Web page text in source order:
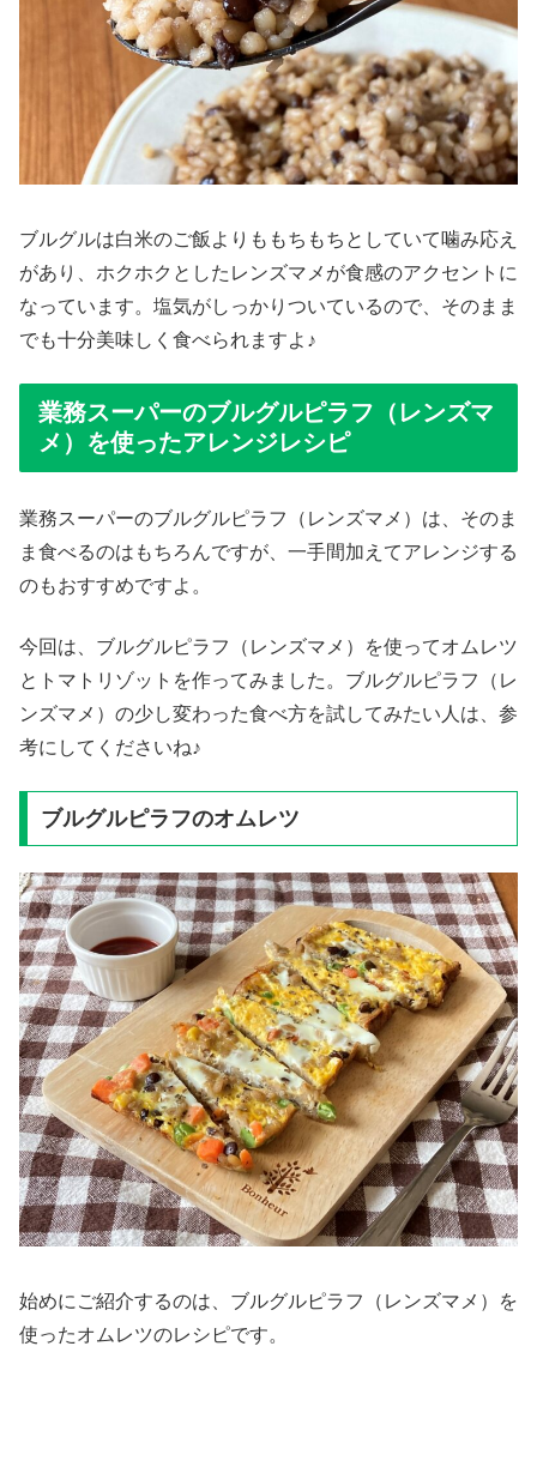
ブルグルは白米のご飯よりももちもちとしていて噛み応え
があり、ホクホクとしたレンズマメが食感のアクセントに
なっています。塩気がしっかりついているので、そのまま
でも十分美味しく食べられますよ♪
業務スーパーのブルグルピラフ（レンズマ
メ）を使ったアレンジレシピ
業務スーパーのブルグルピラフ（レンズマメ）は、そのま
ま食べるのはもちろんですが、一手間加えてアレンジする
のもおすすめですよ。
今回は、ブルグルピラフ（レンズマメ）を使ってオムレツ
とトマトリゾットを作ってみました。ブルグルピラフ（レ
ンズマメ）の少し変わった食べ方を試してみたい人は、参
考にしてくださいね♪
ブルグルピラフのオムレツ
始めにご紹介するのは、ブルグルピラフ（レンズマメ）を
使ったオムレツのレシピです。